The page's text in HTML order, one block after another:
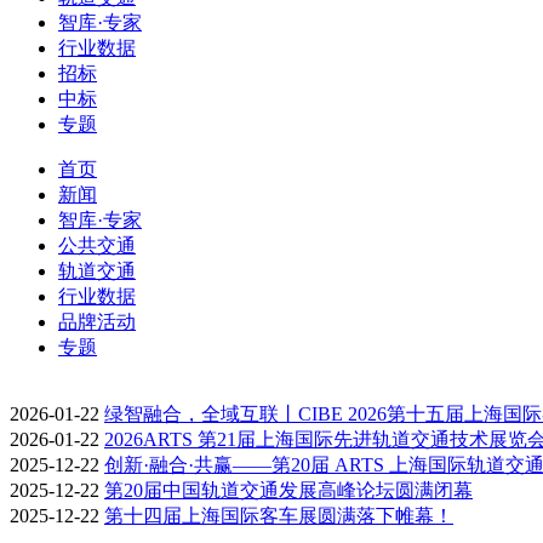
智库·专家
行业数据
招标
中标
专题
首页
新闻
智库·专家
公共交通
轨道交通
行业数据
品牌活动
专题
2026-01-22 绿智融合，全域互联丨CIBE 2026第十五届上海国
2026-01-22 2026ARTS 第21届上海国际先进轨道交通技术展览
2025-12-22 创新·融合·共赢——第20届 ARTS 上海国际轨道交
2025-12-22 第20届中国轨道交通发展高峰论坛圆满闭幕
2025-12-22 第十四届上海国际客车展圆满落下帷幕！